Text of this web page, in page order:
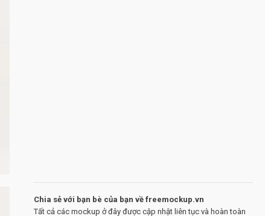
Chia sẻ với bạn bè của bạn về freemockup.vn
Tất cả các mockup ở đây được cập nhật liên tục và hoàn toàn